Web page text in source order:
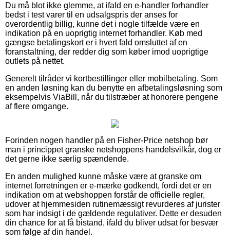
Du må blot ikke glemme, at ifald en e-handler forhandler
bedst i test varer til en udsalgspris der anses for
overordentlig billig, kunne det i nogle tilfælde være en
indikation på en uoprigtig internet forhandler. Køb med
gængse betalingskort er i hvert fald omsluttet af en
foranstaltning, der redder dig som køber imod uoprigtige
outlets på nettet.
Generelt tilråder vi kortbestillinger eller mobilbetaling. Som
en anden løsning kan du benytte en afbetalingsløsning som
eksempelvis ViaBill, når du tilstræber at honorere pengene
af flere omgange.
Forinden nogen handler på en Fisher-Price netshop bør
man i princippet granske netshoppens handelsvilkår, dog er
det gerne ikke særlig spændende.
En anden mulighed kunne måske være at granske om
internet forretningen er e-mærke godkendt, fordi det er en
indikation om at webshoppen forstår de officielle regler,
udover at hjemmesiden rutinemæssigt revurderes af jurister
som har indsigt i de gældende regulativer. Dette er desuden
din chance for at få bistand, ifald du bliver udsat for besvær
som følge af din handel.